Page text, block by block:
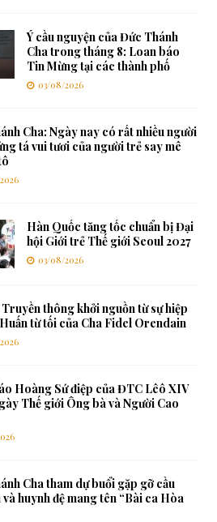
Ý cầu nguyện của Đức Thánh
Cha trong tháng 8: Loan báo
Tin Mừng tại các thành phố
03/08/2026
Cha: Ngày nay có rất nhiều người
tá vui tươi của người trẻ say mê
Hàn Quốc tăng tốc chuẩn bị Đại
hội Giới trẻ Thế giới Seoul 2027
03/08/2026
thông khởi nguồn từ sự hiệp
từ tối của Cha Fidel Orendain
Hoàng Sứ điệp của ĐTC Lêô XIV
Thế giới Ông bà và Người Cao
Cha tham dự buổi gặp gỡ cầu
huynh đệ mang tên “Bài ca Hòa